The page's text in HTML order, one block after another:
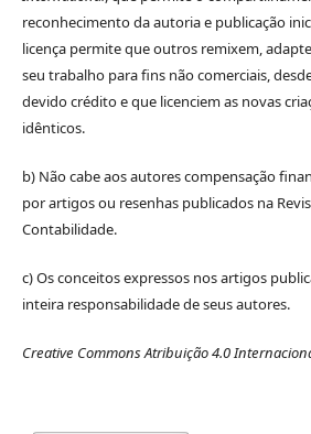
reconhecimento da autoria e publicação
licença permite que outros remixem,
seu trabalho para fins não comerciais,
devido crédito e que licenciem as novas
idênticos.
b) Não cabe aos autores compensação
por artigos ou resenhas publicados na
Contabilidade.
c) Os conceitos expressos nos artigos
inteira responsabilidade de seus autores.
Creative Commons Atribuição 4.0